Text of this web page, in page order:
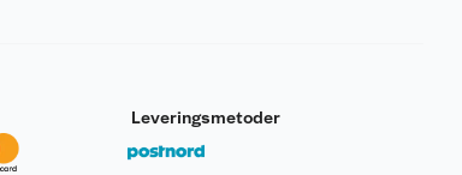
Leveringsmetoder